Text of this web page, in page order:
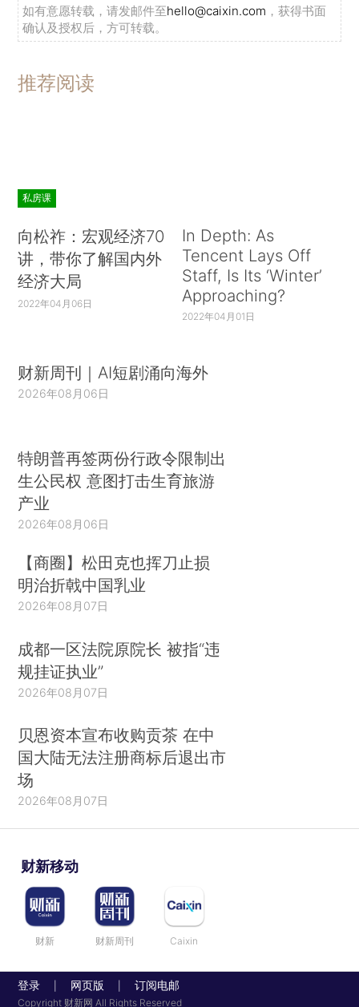
如有意愿转载，请发邮件至hello@caixin.com ，获得书面
确认及授权后，方可转载。
推荐阅读
私房课
向松祚：宏观经济70
讲，带你了解国内外
经济大局
2022年04月06日
In Depth: As
Tencent Lays Off
Staff, Is Its ‘Winter’
Approaching?
2022年04月01日
财新周刊｜AI短剧涌向海外
2026年08月06日
特朗普再签两份行政令限制出
生公民权 意图打击生育旅游
产业
2026年08月06日
【商圈】松田克也挥刀止损
明治折戟中国乳业
2026年08月07日
成都一区法院原院长 被指“违
规挂证执业”
2026年08月07日
贝恩资本宣布收购贡茶 在中
国大陆无法注册商标后退出市
场
2026年08月07日
财新移动
财新 财新周刊 Caixin
登录 网页版 订阅电邮
Copyright 财新网 All Rights Reserved